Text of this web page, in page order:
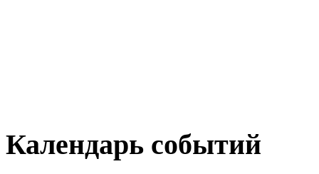
Календарь событий